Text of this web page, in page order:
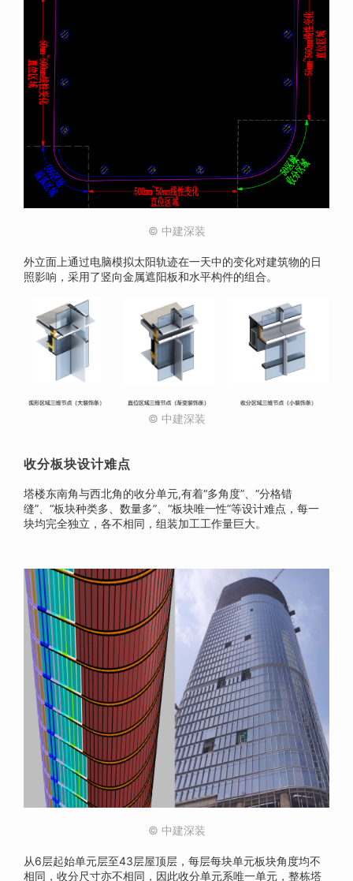
© 中建深装
外立面上通过电脑模拟太阳轨迹在一天中的变化对建筑物的日
照影响，采用了竖向金属遮阳板和水平构件的组合。
© 中建深装
收分板块设计难点
塔楼东南角与西北角的收分单元,有着“多角 度”、“分格错
缝”、“板块种类多、数量多”、“板块唯一性”等设计难点，每一
块均完全独立，各不相同，组装加工工作量巨大。
© 中建深装
从6层起始单元层至43层屋顶层，每层每块单元板块角度均不
相同，收分尺寸亦不相同，因此收分单元系唯一单元，整栋塔